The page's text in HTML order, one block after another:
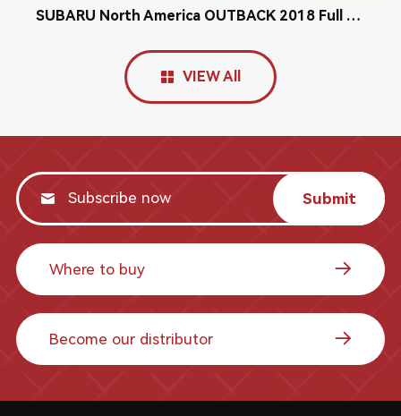
SUBARU North America OUTBACK 2018 Full Camera Adjustment ADAS Calibration
VIEW All
Submit
Where to buy
Become our distributor